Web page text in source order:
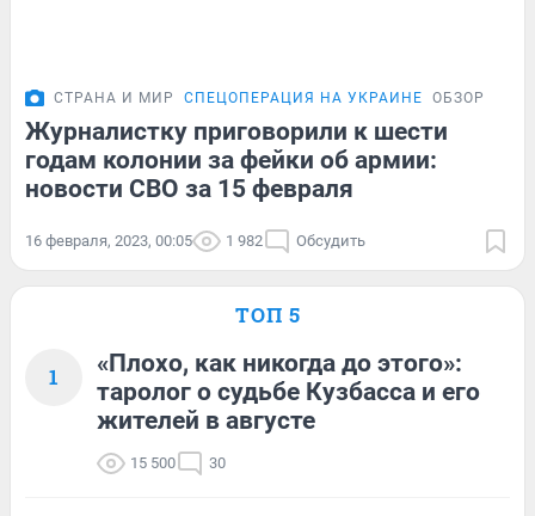
СТРАНА И МИР СПЕЦОПЕРАЦИЯ НА УКРАИНЕ ОБЗОР
Журналистку приговорили к шести
годам колонии за фейки об армии:
новости СВО за 15 февраля
16 февраля, 2023, 00:05 1 982 Обсудить
ТОП 5
1
«Плохо, как никогда до этого»:
таролог о судьбе Кузбасса и его
жителей в августе
15 500 30